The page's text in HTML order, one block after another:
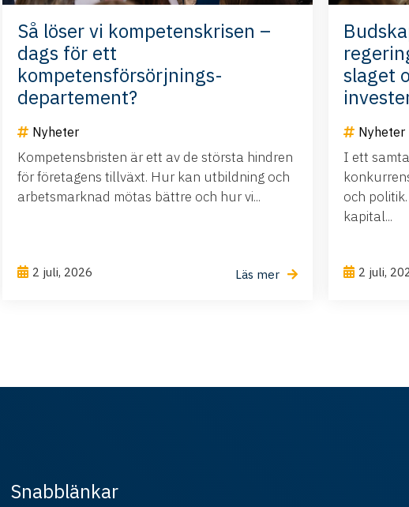
Så löser vi kompetenskrisen –
dags för ett
kompetensförsörjnings-
departement?
Nyheter
Kompetensbristen är ett av de största hindren
för företagens tillväxt. Hur kan utbildning och
arbetsmarknad mötas bättre och hur vi...
2 juli, 2026 Läs mer
slaget
Nyheter
I ett
och
kapital...
2 juli,
Snabblänkar